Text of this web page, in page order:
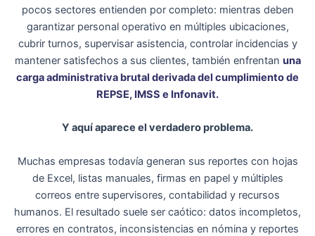
pocos sectores entienden por completo: mientras deben
garantizar personal operativo en múltiples ubicaciones,
cubrir turnos, supervisar asistencia, controlar incidencias y
mantener satisfechos a sus clientes, también enfrentan una
carga administrativa brutal derivada del cumplimiento de
REPSE, IMSS e Infonavit.
Y aquí aparece el verdadero problema.
Muchas empresas todavía generan sus reportes con hojas
de Excel, listas manuales, firmas en papel y múltiples
correos entre supervisores, contabilidad y recursos
humanos. El resultado suele ser caótico: datos incompletos,
errores en contratos, inconsistencias en nómina y reportes